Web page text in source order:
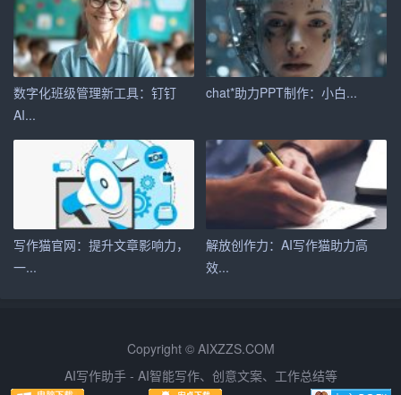
使其更加符合招聘需求。
总之，运用AI技术生成个人简历，可以为求职者提供高
效、专业、个性化的简历服务。然而，要想求职成功，还
需在简历内容、求职策略和个人能力等方面下功夫。借助A
I简历，相信你一定能找到理想的工作。
数字化班级管理新工具：钉钉
AI...
chat*助力PPT制作：小白...
写作猫官网：提升文章影响力，
一...
解放创作力：AI写作猫助力高
效...
Copyright © AIXZZS.COM
AI写作助手 - AI智能写作、创意文案、工作总结等